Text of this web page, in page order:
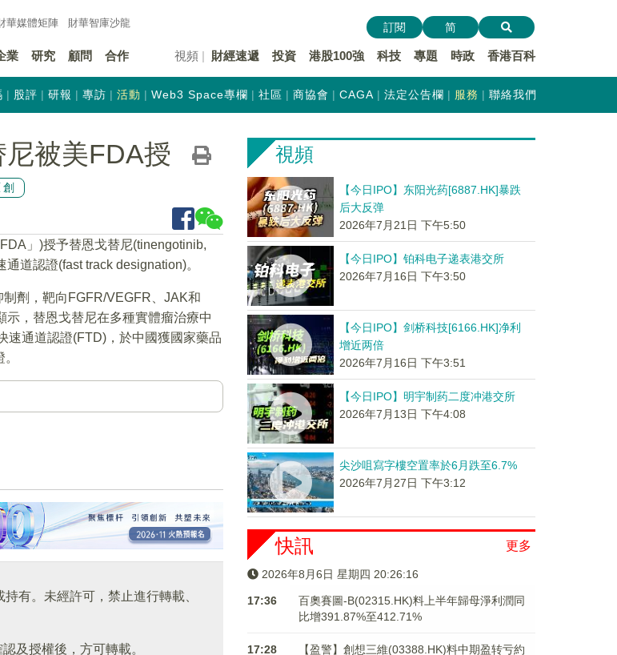
華媒體矩陣 財華智庫沙龍
業 研究 顧問 合作 視頻 財經速遞 投資 港股100強 科技 專題 時政 香港百科
訂閱 简
股評 研報 專訪 活動 Web3 Space專欄 社區 商協會 CAGA 法定公告欄 服務 聯絡我們
被美FDA授
」)授予替恩戈替尼(tinengotinib,
道認證(fast track designation)。
劑，靶向FGFR/VEGFR、JAK和
，替恩戈替尼在多種實體瘤治療中
速通道認證(FTD)，於中國獲國家藥品
有。未經許可，禁止進行轉載、
認及授權後，方可轉載。
視頻
【今日IPO】东阳光药[6887.HK]暴跌
后大反弹
2026年7月21日 下午5:50
【今日IPO】铂科电子递表港交所
2026年7月16日 下午3:50
【今日IPO】剑桥科技[6166.HK]净利
增近两倍
2026年7月16日 下午3:51
【今日IPO】明宇制药二度冲港交所
2026年7月13日 下午4:08
尖沙咀寫字樓空置率於6月跌至6.7%
2026年7月27日 下午3:12
更多
快訊
2026年8月6日 星期四 20:26:16
17:36
百奧賽圖-B(02315.HK)料上半年歸母淨利潤同
比增391.87%至412.71%
17:28
【盈警】創想三維(03388.HK)料中期盈转亏約